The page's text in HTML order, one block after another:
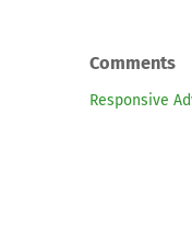
Comments
Responsive